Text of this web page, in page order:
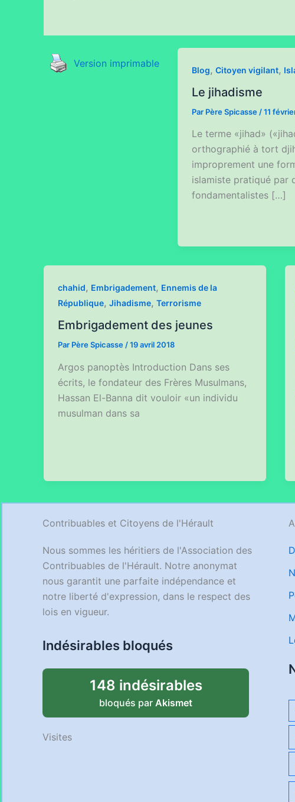
Version imprimable
Blog, Citoyen vigilant,
Le jihadisme
Par Père Spicasse /11
Le terme «jihad»
orthographié à tort
improprement une
islamiste pratiqué par
fondamentalistes […]
chahid, Embrigadement, Ennemis de la
République, Jihadisme, Terrorisme
Embrigadement des jeunes
Par Père Spicasse /19 avril 2018
Argos panoptès Introduction Dans ses
écrits, le fondateur des Frères Musulmans,
Hassan El-Banna dit vouloir «un individu
musulman dans sa
Contribuables et Citoyens de l'Hérault
Nous sommes les héritiers de l'Association des
Contribuables de l'Hérault. Notre anonymat
nous garantit une parfaite indépendance et
notre liberté d'expression, dans le respect des
lois en vigueur.
Indésirables bloqués
148 indésirables
bloqués par Akismet
Visites